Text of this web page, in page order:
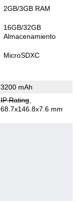
2GB/3GB RAM
16GB/32GB
Almacenamiento
MicroSDXC
3200 mAh
IP Rating,
68.7x146.8x7.6 mm